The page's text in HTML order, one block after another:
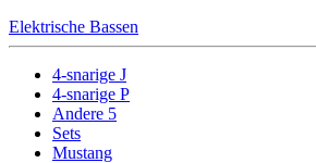
Elektrische Bassen
4-snarige J
4-snarige P
Andere 5
Sets
Mustang